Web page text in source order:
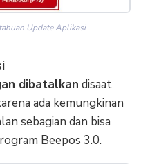
Update Aplikasi
dibatalkan disaat
ada kemungkinan
sebagian dan bisa
Beepos 3.0.